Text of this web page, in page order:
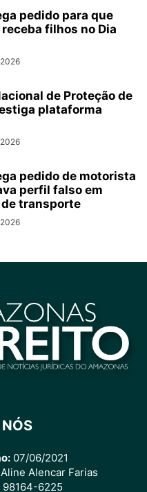
pedido para que
filhos no Dia
de Proteção de
plataforma
pedido de motorista
perfil falso em
transporte
NÓS
07/06/2021
Alencar Farias
98164-6225